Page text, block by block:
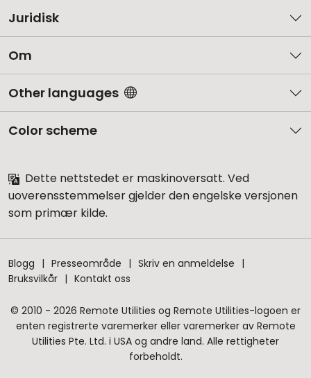
Juridisk
Om
Other languages
Color scheme
Dette nettstedet er maskinoversatt. Ved
uoverensstemmelser gjelder den engelske versjonen
som primær kilde.
Blogg Presseområde
Skriv en anmeldelse
Bruksvilkår
Kontakt oss
© 2010 - 2026 Remote Utilities og Remote Utilities-logoen er
enten registrerte varemerker eller varemerker av Remote
Utilities Pte. Ltd. i USA og andre land. Alle rettigheter
forbeholdt.